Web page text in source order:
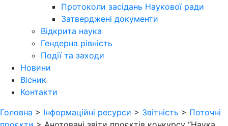
Протоколи засідань Наукової ради
Затверджені документи
Відкрита наука
Гендерна рівність
Події та заходи
Новини
Вісник
Контакти
Головна > Інформаційні ресурси > Звітність > Поточні